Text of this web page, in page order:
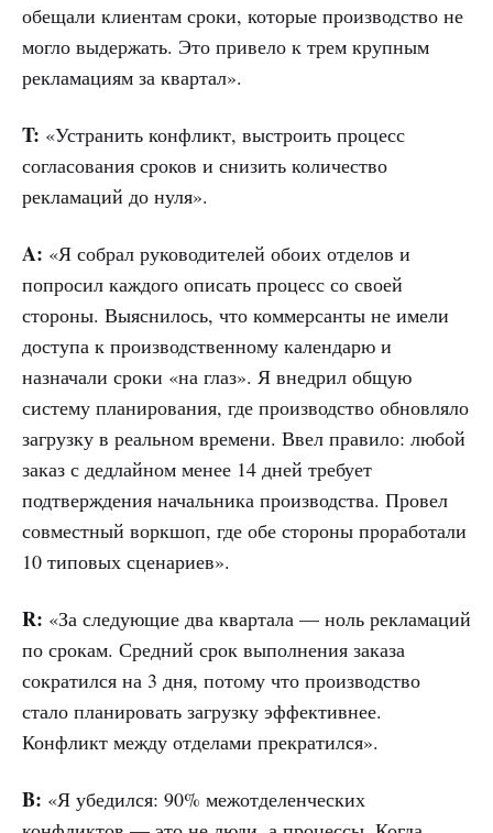
обещали клиентам сроки, которые производство не
могло выдержать. Это привело к трем крупным
рекламациям за квартал».
T: «Устранить конфликт, выстроить процесс
согласования сроков и снизить количество
рекламаций до нуля».
A: «Я собрал руководителей обоих отделов и
попросил каждого описать процесс со своей
стороны. Выяснилось, что коммерсанты не имели
доступа к производственному календарю и
назначали сроки «на глаз». Я внедрил общую
систему планирования, где производство обновляло
загрузку в реальном времени. Ввел правило: любой
заказ с дедлайном менее 14 дней требует
подтверждения начальника производства. Провел
совместный воркшоп, где обе стороны проработали
10 типовых сценариев».
R: «За следующие два квартала — ноль рекламаций
по срокам. Средний срок выполнения заказа
сократился на 3 дня, потому что производство
стало планировать загрузку эффективнее.
Конфликт между отделами прекратился».
B: «Я убедился: 90% межотделенческих